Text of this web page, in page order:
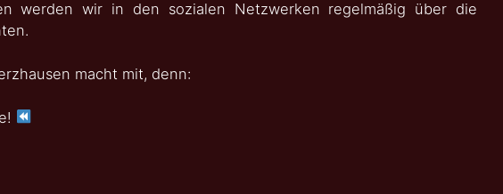
werden wir in den sozialen Netzwerken regelmäßig über die
macht mit, denn: